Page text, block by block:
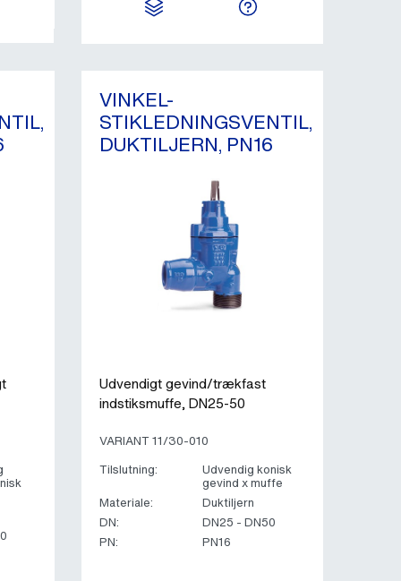
VINKEL-
STIKLEDNINGSVENTIL,
DUKTILJERN, PN16
Udvendigt gevind/trækfast
indstiksmuffe, DN25-50
VARIANT 11/30-010
Tilslutning:
Udvendig konisk
gevind x muffe
Materiale:
Duktiljern
DN:
DN25 - DN50
PN:
PN16